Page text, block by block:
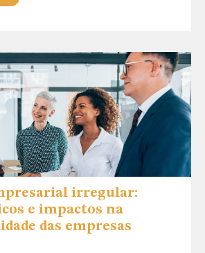
irregular:
e impactos na
das empresas